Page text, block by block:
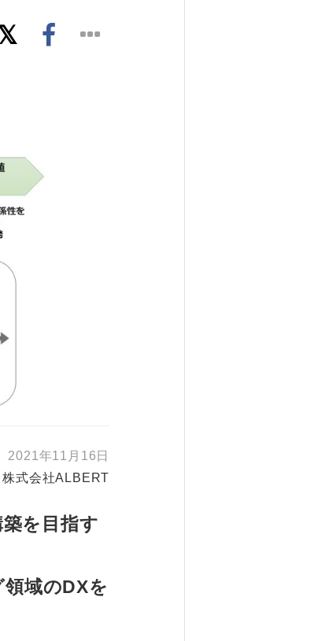
2021年11月16日
株式会社ALBERT
を目指す
域のDXを